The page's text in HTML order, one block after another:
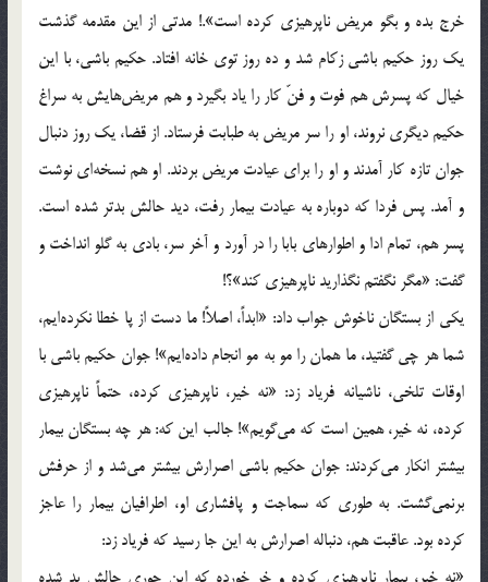
خرج بده و بگو مريض ناپرهيزي كرده است».! مدتي از اين مقدمه گذشت
يك روز حكيم باشي زكام شد و ده روز توي خانه افتاد. حكيم باشي، با اين
خيال كه پسرش هم فوت و فنّ كار را ياد بگيرد و هم مريض‌هايش به سراغ
حكيم ديگري نروند، او را سر مريض به طبابت فرستاد. از قضا، يك روز دنبال
جوان تازه كار آمدند و او را براي عيادت مريض بردند. او هم نسخه‌اي نوشت
و آمد. پس فردا كه دوباره به عيادت بيمار رفت، ديد حالش بدتر شده است.
پسر هم، تمام ادا و اطوارهاي بابا را در آورد و آخر سر، بادي به گلو انداخت و
گفت: «مگر نگفتم نگذاريد ناپرهيزي كند»؟!
يكي از بستگان ناخوش جواب داد: «ابداً، اصلاً! ما دست از پا خطا نكرده‌ايم،
شما هر چي گفتيد، ما همان را مو به مو انجام داده‌ايم»! جوان حكيم باشي با
اوقات تلخي، ناشيانه فرياد زد: «نه خير، ناپرهيزي كرده، حتماً ناپرهيزي
كرده، نه خير، همين است كه مي‌گويم»! جالب اين كه: هر چه بستگان بيمار
بيشتر انكار مي‌كردند: جوان حكيم باشي اصرارش بيشتر مي‌شد و از حرفش
برنمي‌گشت. به طوري كه سماجت و پافشاري او، اطرافيان بيمار را عاجز
كرده بود. عاقبت هم، دنباله اصرارش به اين جا رسيد كه فرياد زد: